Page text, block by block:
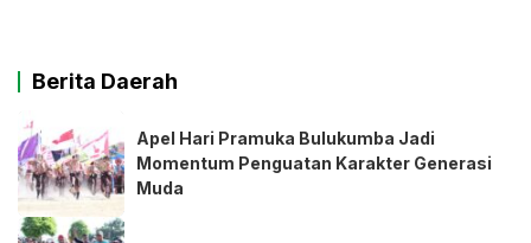
Berita Daerah
Apel Hari Pramuka Bulukumba Jadi
Momentum Penguatan Karakter Generasi
Muda